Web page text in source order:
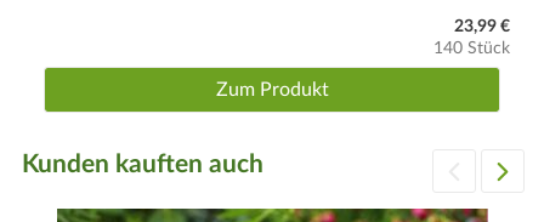
23,99 €
140 Stück
Zum Produkt
Kunden kauften auch